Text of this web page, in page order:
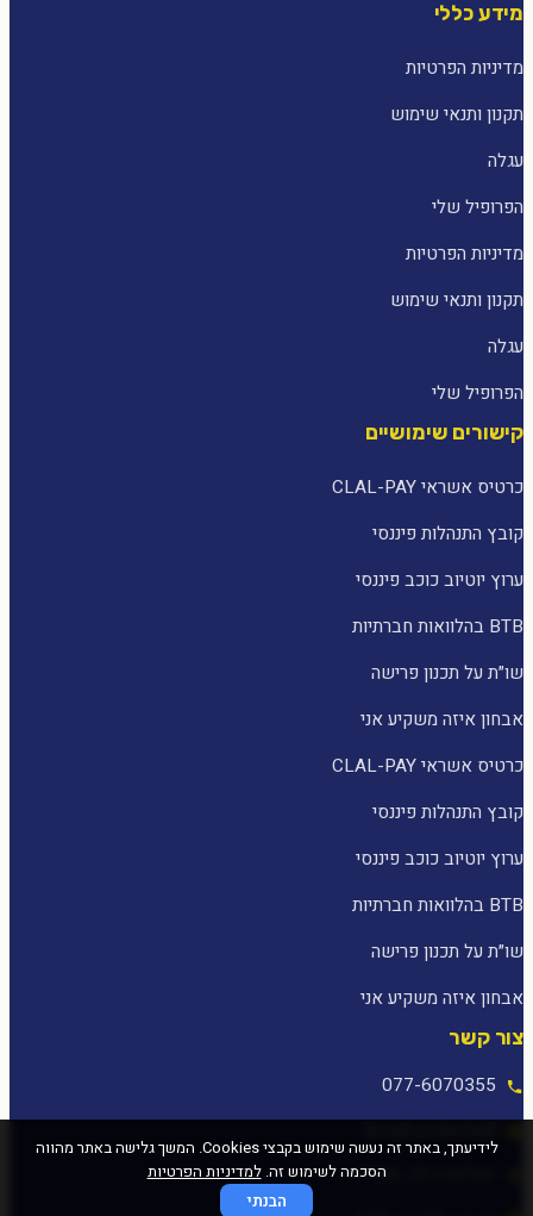
מידע כללי
מדיניות הפרטיות
תקנון ותנאי שימוש
עגלה
הפרופיל שלי
מדיניות הפרטיות
תקנון ותנאי שימוש
עגלה
הפרופיל שלי
קישורים שימושיים
כרטיס אשראי CLAL-PAY
קובץ התנהלות פיננסי
ערוץ יוטיוב כוכב פיננסי
BTB בהלוואות חברתיות
שו״ת על תכנון פרישה
אבחון איזה משקיע אני
כרטיס אשראי CLAL-PAY
קובץ התנהלות פיננסי
ערוץ יוטיוב כוכב פיננסי
BTB בהלוואות חברתיות
שו״ת על תכנון פרישה
אבחון איזה משקיע אני
צור קשר
077-6070355
לידיעתך, באתר זה נעשה שימוש בקבצי Cookies. המשך גלישה באתר מהווה
הסכמה לשימוש זה.למדיניות הפרטיות
הבנתי